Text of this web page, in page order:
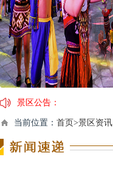
景区公告：
当前位置： 首页>景区资讯